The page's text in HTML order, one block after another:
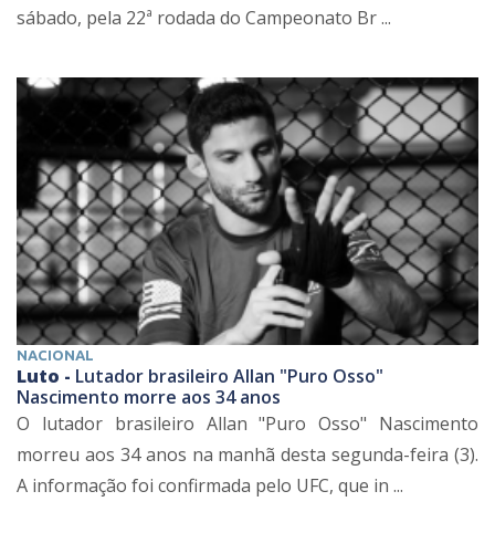
sábado, pela 22ª rodada do Campeonato Br ...
NACIONAL
Luto - Lutador brasileiro Allan "Puro Osso"
Nascimento morre aos 34 anos
O lutador brasileiro Allan "Puro Osso" Nascimento
morreu aos 34 anos na manhã desta segunda-feira (3).
A informação foi confirmada pelo UFC, que in ...